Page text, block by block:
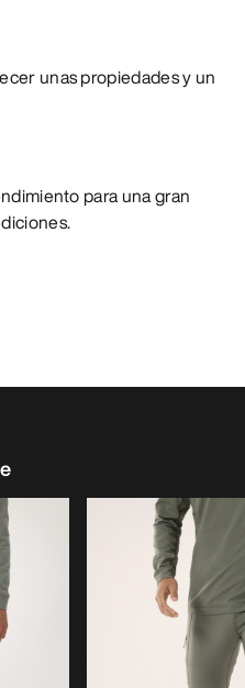
unas propiedades y un
para una gran